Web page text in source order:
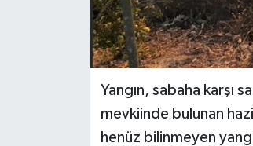
Yangın, sabaha karşı
mevkiinde bulunan
henüz bilinmeyen